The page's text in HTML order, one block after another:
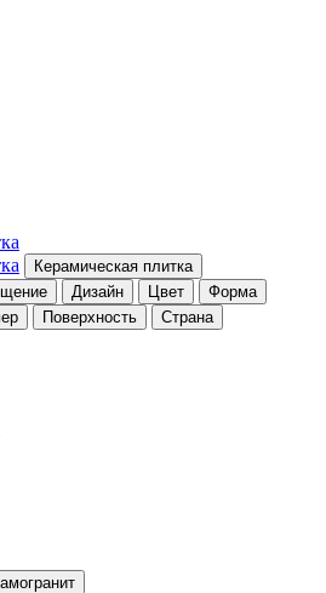
Керамическая плитка
Дизайн Цвет
Форма
Поверхность Страна